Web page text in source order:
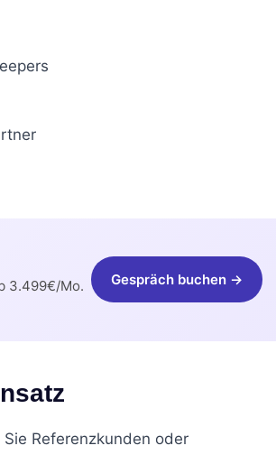
3.499€/Mo.
Gespräch buchen →
Referenzkunden oder